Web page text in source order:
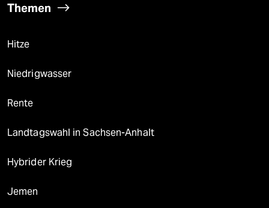
Themen
Hitze
Niedrigwasser
Rente
Landtagswahl in Sachsen-Anhalt
Hybrider Krieg
Jemen